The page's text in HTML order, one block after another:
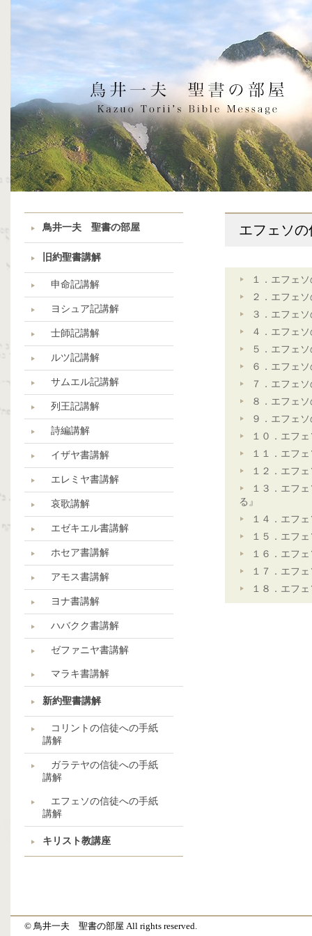
鳥井一夫 聖書の部屋
旧約聖書講解
申命記講解
ヨシュア記講解
士師記講解
ルツ記講解
サムエル記講解
列王記講解
詩編講解
イザヤ書講解
エレミヤ書講解
哀歌講解
エゼキエル書講解
ホセア書講解
アモス書講解
ヨナ書講解
ハバクク書講解
ゼファニヤ書講解
マラキ書講解
新約聖書講解
コリントの信徒への手紙
講解
ガラテヤの信徒への手紙
講解
エフェソの信徒への手紙
講解
キリスト教講座
エフェソ
１．エフェ
２．エフェ
３．エフェ
４．エフェ
５．エフェ
６．エフェ
７．エフェ
８．エフェ
９．エフェ
１０．エフ
１１．エフ
１２．エフ
１３．エフ
る』
１４．エフ
１５．エフ
１６．エフ
１７．エフ
１８．エフ
© 鳥井一夫 聖書の部屋 All rights reserved.